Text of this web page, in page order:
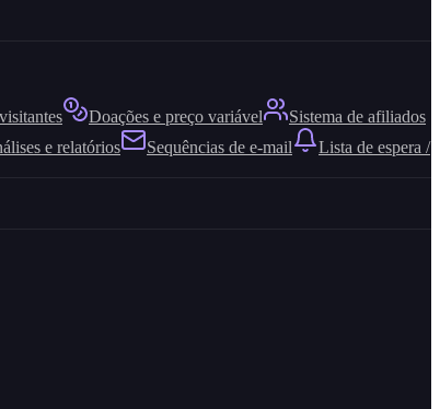
Doações e preço variável
Sistema de afiliados
e relatórios Sequências de e-mail
Lista de espera /